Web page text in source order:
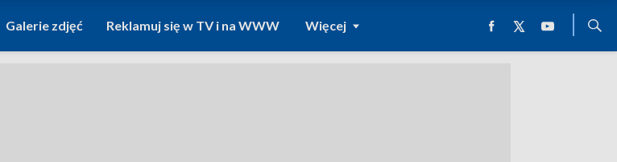
Galerie zdjęć Reklamuj się w TV i na WWW Więcej